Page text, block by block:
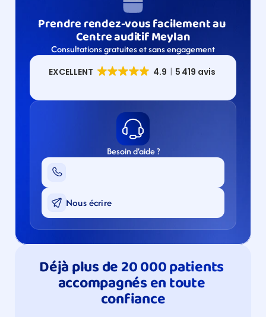
Prendre rendez-vous facilement au
Centre auditif Meylan
Consultations gratuites et sans engagement
Besoin d’aide ?
Nous écrire
Déjà plus de 20 000 patients
accompagnés en toute
confiance